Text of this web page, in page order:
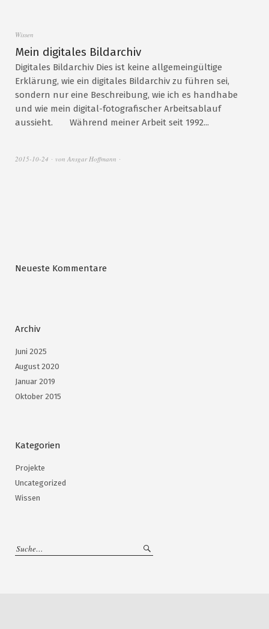
Wissen
Mein digitales Bildarchiv
Digitales Bildarchiv Dies ist keine allgemeingültige
Erklärung, wie ein digitales Bildarchiv zu führen sei,
sondern nur eine Beschreibung, wie ich es handhabe
und wie mein digital-fotografischer Arbeitsablauf
aussieht. Während meiner Arbeit seit 1992...
2015-10-24 von Ansgar Hoffmann
Neueste Kommentare
Archiv
Juni 2025
August 2020
Januar 2019
Oktober 2015
Kategorien
Projekte
Uncategorized
Wissen